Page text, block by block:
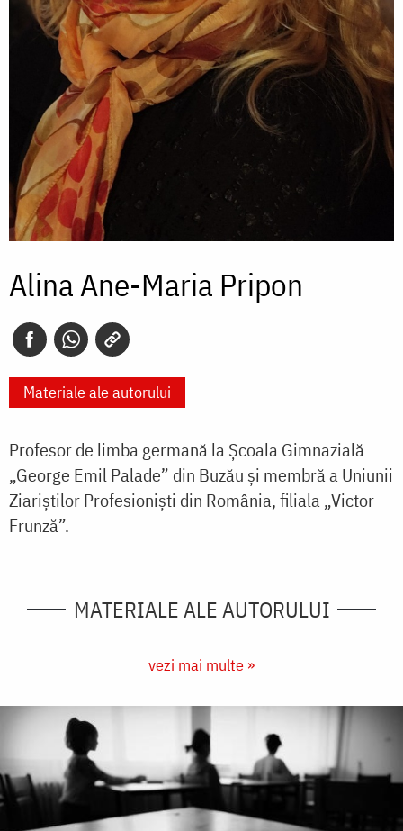
Alina Ane-Maria Pripon
Materiale ale autorului
Profesor de limba germană la Școala Gimnazială
„George Emil Palade” din Buzău și membră a Uniunii
Ziariștilor Profesioniști din România, filiala „Victor
Frunză”.
MATERIALE ALE AUTORULUI
vezi mai multe »